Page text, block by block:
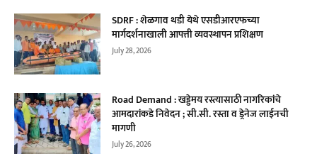
SDRF : शेळगाव थडी येथे एसडीआरएफच्या
मार्गदर्शनाखाली आपत्ती व्यवस्थापन प्रशिक्षण
July 28, 2026
Road Demand : खड्डेमय रस्त्यासाठी नागरिकांचे
आमदारांकडे निवेदन ; सी.सी. रस्ता व ड्रेनेज लाईनची
मागणी
July 26, 2026